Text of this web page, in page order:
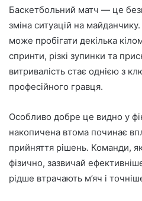
Баскетбольний матч — це
зміна ситуацій на
може пробігати декілька
спринти, різкі зупинки та
витривалість стає однією з
професійного гравця.
Особливо добре це видно у
накопичена втома починає
прийняття рішень. Команди,
фізично, зазвичай
рідше втрачають м’яч і